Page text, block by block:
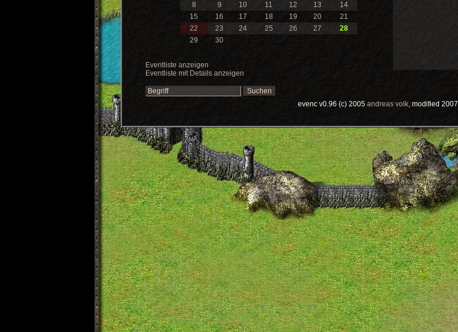
8
9 10 11 12 13
14
15
16 17 18 19 20
21
22
23 24 25 26 27
28
29
30
Eventliste anzeigen
Eventliste mit Details anzeigen
evenc v0.96 (c) 2005 andreas volk, modified 2007